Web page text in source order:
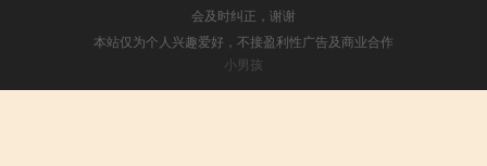
会及时纠正，谢谢
本站仅为个人兴趣爱好，不接盈利性广告及商业合作
小男孩